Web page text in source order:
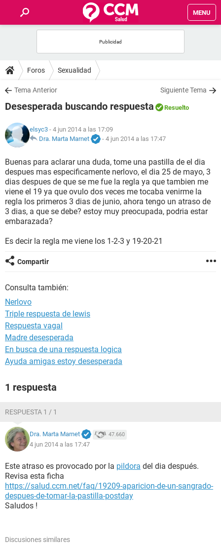
MENU
FOROS
SALUD
NUTRICIÓN
BIENESTAR
SEXUALIDAD
GLOSARIO
Foros Sexualidad
Tema Anterior Siguiente Tema
Desesperada buscando respuesta Resuelto
elsyc3 - 4 jun 2014 a las 17:09
Dra. Marta Marnet
- 4 jun 2014 a las 17:47
Buenas para aclarar una duda, tome una pastilla de el dia
despues mas especificamente nerlovo, el dia 25 de mayo, 3
dias despues de que se me fue la regla ya que tambien me
viene el 19 ya que ovulo dos veces me tocaba venirme la
regla los primeros 3 dias de junio, ahora tengo un atraso de
3 dias, a que se debe? estoy muy preocupada, podria estar
embarazada?
Es decir la regla me viene los 1-2-3 y 19-20-21
Compartir
Consulta también:
Nerlovo
Triple respuesta de lewis
Respuesta vagal
Madre desesperada
En busca de una respuesta logica
Ayuda amigas estoy desesperada
1 respuesta
RESPUESTA 1 / 1
Dra. Marta Marnet 47.660
4 jun 2014 a las 17:47
Este atraso es provocado por la pildora del dia después.
Revisa esta ficha
https://salud.ccm.net/faq/19209-aparicion-de-un-sangrado-
despues-de-tomar-la-pastilla-postday
Saludos !
Discusiones similares